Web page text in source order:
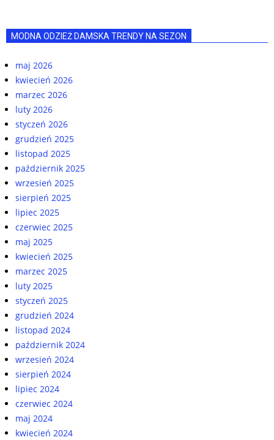
MODNA ODZIEŻ DAMSKA TRENDY NA SEZON
maj 2026
kwiecień 2026
marzec 2026
luty 2026
styczeń 2026
grudzień 2025
listopad 2025
październik 2025
wrzesień 2025
sierpień 2025
lipiec 2025
czerwiec 2025
maj 2025
kwiecień 2025
marzec 2025
luty 2025
styczeń 2025
grudzień 2024
listopad 2024
październik 2024
wrzesień 2024
sierpień 2024
lipiec 2024
czerwiec 2024
maj 2024
kwiecień 2024